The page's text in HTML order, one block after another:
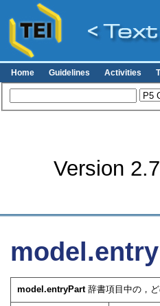
Home Guidelines Activities
Version
model.entryPart辞書項目中の，